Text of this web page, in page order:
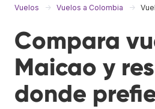
Vuelos Vuelos a Colombia
Compara
Maicao y
donde